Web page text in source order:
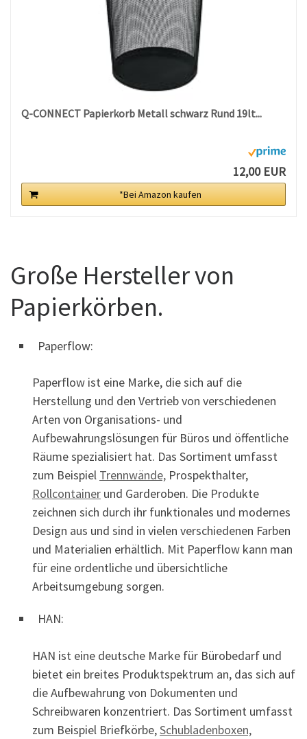
Q-CONNECT Papierkorb Metall schwarz Rund 19lt...
12,00 EUR
*Bei Amazon kaufen
Große Hersteller von
Papierkörben.
Paperflow:
Paperflow ist eine Marke, die sich auf die
Herstellung und den Vertrieb von verschiedenen
Arten von Organisations- und
Aufbewahrungslösungen für Büros und öffentliche
Räume spezialisiert hat. Das Sortiment umfasst
zum Beispiel Trennwände, Prospekthalter,
Rollcontainer und Garderoben. Die Produkte
zeichnen sich durch ihr funktionales und modernes
Design aus und sind in vielen verschiedenen Farben
und Materialien erhältlich. Mit Paperflow kann man
für eine ordentliche und übersichtliche
Arbeitsumgebung sorgen.
HAN:
HAN ist eine deutsche Marke für Bürobedarf und
bietet ein breites Produktspektrum an, das sich auf
die Aufbewahrung von Dokumenten und
Schreibwaren konzentriert. Das Sortiment umfasst
zum Beispiel Briefkörbe,Schubladenboxen,